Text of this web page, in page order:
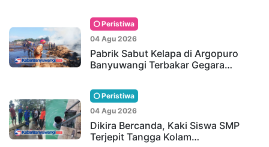
Peristiwa
04 Agu 2026
Pabrik Sabut Kelapa di Argopuro
Banyuwangi Terbakar Gegara…
Peristiwa
04 Agu 2026
Dikira Bercanda, Kaki Siswa SMP
Terjepit Tangga Kolam…